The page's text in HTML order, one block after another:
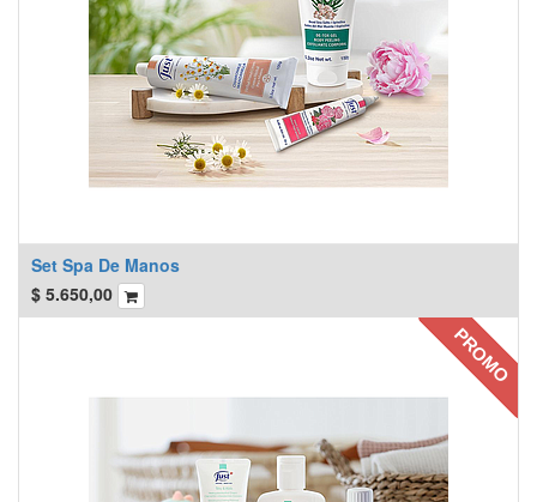
Set Spa De Manos
$ 5.650,00
PROMO